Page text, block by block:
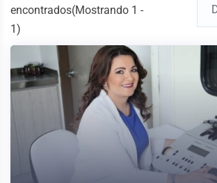
encontrados(Mostrando 1 -
1)